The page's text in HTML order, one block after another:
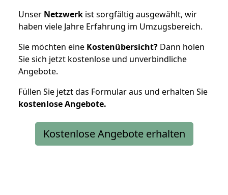
Unser Netzwerk ist sorgfältig ausgewählt, wir
haben viele Jahre Erfahrung im Umzugsbereich.
Sie möchten eine Kostenübersicht? Dann holen
Sie sich jetzt kostenlose und unverbindliche
Angebote.
Füllen Sie jetzt das Formular aus und erhalten Sie
kostenloseAngebote.
Kostenlose Angebote erhalten